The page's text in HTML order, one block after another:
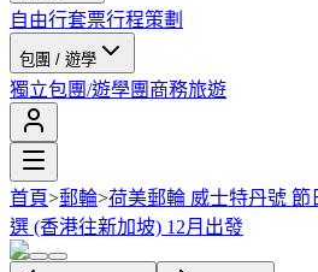
自由行套票行程策劃
包團 / 遊學
獨立包團/遊學團 商務旅遊
首頁>郵輪>荷美郵輪 威士特丹號
選 (香港往新加坡) 12月出發